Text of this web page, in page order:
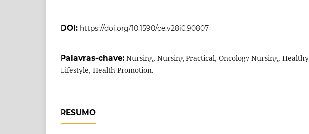
DOI: https://doi.org/10.1590/ce.v28i0.90807
Palavras-chave: Nursing, Nursing Practical, Oncology Nursing, Healthy
Lifestyle, Health Promotion.
RESUMO